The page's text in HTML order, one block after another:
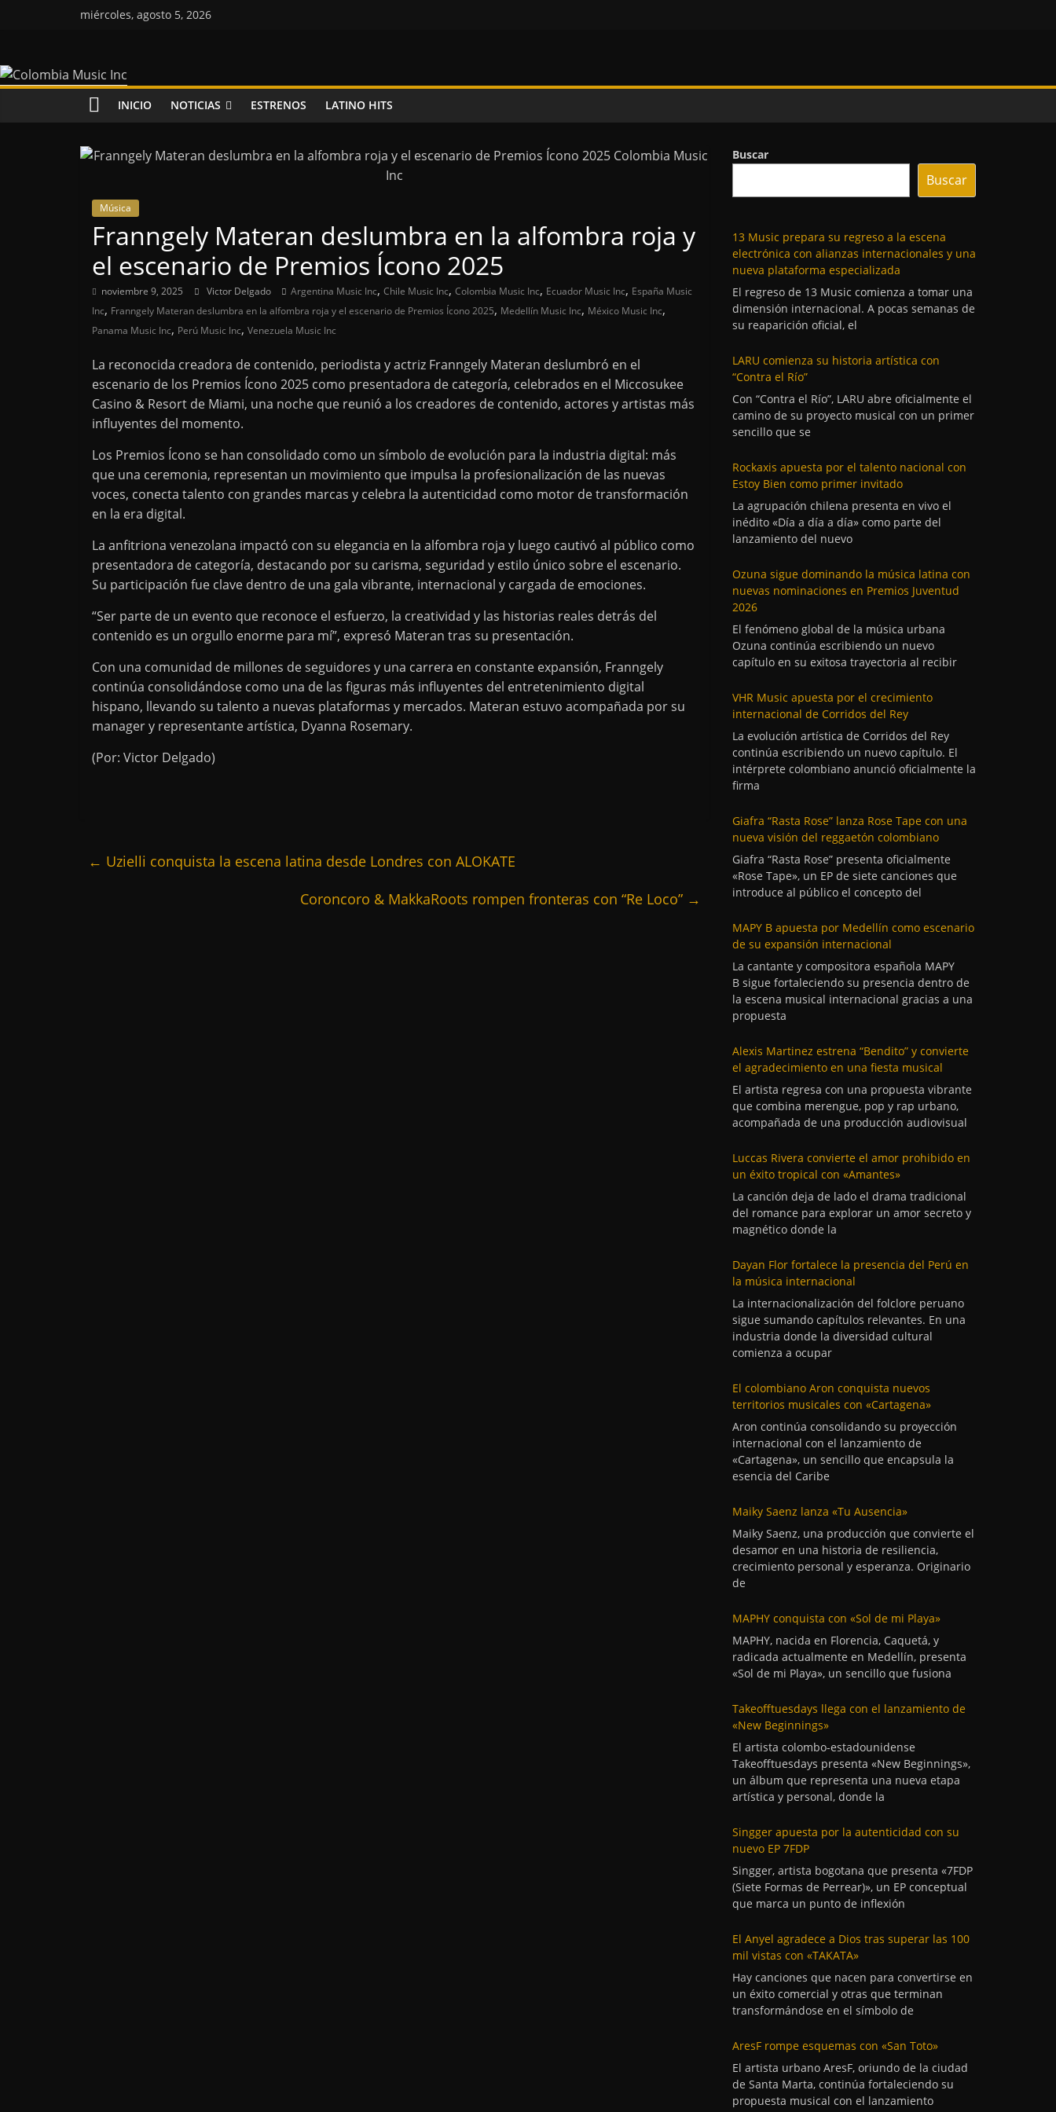
miércoles, agosto 5, 2026
Colombia
Music
Inc
Music
Inc
INICIO NOTICIAS ESTRENOS LATINO HITS
Música
Franngely Materan deslumbra en la alfombra roja y
el escenario de Premios Ícono 2025
noviembre 9, 2025 Victor Delgado Argentina Music Inc, Chile Music Inc, Colombia Music Inc, Ecuador Music Inc, España Music
Inc, Franngely Materan deslumbra en la alfombra roja y el escenario de Premios Ícono 2025, Medellín Music Inc, México Music Inc,
Panama Music Inc, Perú Music Inc, Venezuela Music Inc
La reconocida creadora de contenido, periodista y actriz Franngely Materan deslumbró en el
escenario de los Premios Ícono 2025 como presentadora de categoría, celebrados en el Miccosukee
Casino & Resort de Miami, una noche que reunió a los creadores de contenido, actores y artistas más
influyentes del momento.
Los Premios Ícono se han consolidado como un símbolo de evolución para la industria digital: más
que una ceremonia, representan un movimiento que impulsa la profesionalización de las nuevas
voces, conecta talento con grandes marcas y celebra la autenticidad como motor de transformación
en la era digital.
La anfitriona venezolana impactó con su elegancia en la alfombra roja y luego cautivó al público como
presentadora de categoría, destacando por su carisma, seguridad y estilo único sobre el escenario.
Su participación fue clave dentro de una gala vibrante, internacional y cargada de emociones.
“Ser parte de un evento que reconoce el esfuerzo, la creatividad y las historias reales detrás del
contenido es un orgullo enorme para mí”, expresó Materan tras su presentación.
Con una comunidad de millones de seguidores y una carrera en constante expansión, Franngely
continúa consolidándose como una de las figuras más influyentes del entretenimiento digital
hispano, llevando su talento a nuevas plataformas y mercados. Materan estuvo acompañada por su
manager y representante artística, Dyanna Rosemary.
(Por: Victor Delgado)
← Uzielli conquista la escena latina desde Londres con ALOKATE
Coroncoro & MakkaRoots rompen fronteras con “Re Loco” →
Buscar
Buscar
13 Music prepara su regreso a la escena
electrónica con alianzas internacionales y una
nueva plataforma especializada
El regreso de 13 Music comienza a tomar una
dimensión internacional. A pocas semanas de
su reaparición oficial, el
LARU comienza su historia artística con
“Contra el Río”
Con “Contra el Río”, LARU abre oficialmente el
camino de su proyecto musical con un primer
sencillo que se
Rockaxis apuesta por el talento nacional con
Estoy Bien como primer invitado
La agrupación chilena presenta en vivo el
inédito «Día a día a día» como parte del
lanzamiento del nuevo
Ozuna sigue dominando la música latina con
nuevas nominaciones en Premios Juventud
2026
El fenómeno global de la música urbana
Ozuna continúa escribiendo un nuevo
capítulo en su exitosa trayectoria al recibir
VHR Music apuesta por el crecimiento
internacional de Corridos del Rey
La evolución artística de Corridos del Rey
continúa escribiendo un nuevo capítulo. El
intérprete colombiano anunció oficialmente la
firma
Giafra “Rasta Rose” lanza Rose Tape con una
nueva visión del reggaetón colombiano
Giafra “Rasta Rose” presenta oficialmente
«Rose Tape», un EP de siete canciones que
introduce al público el concepto del
MAPY B apuesta por Medellín como escenario
de su expansión internacional
La cantante y compositora española MAPY
B sigue fortaleciendo su presencia dentro de
la escena musical internacional gracias a una
propuesta
Alexis Martinez estrena “Bendito” y convierte
el agradecimiento en una fiesta musical
El artista regresa con una propuesta vibrante
que combina merengue, pop y rap urbano,
acompañada de una producción audiovisual
Luccas Rivera convierte el amor prohibido en
un éxito tropical con «Amantes»
La canción deja de lado el drama tradicional
del romance para explorar un amor secreto y
magnético donde la
Dayan Flor fortalece la presencia del Perú en
la música internacional
La internacionalización del folclore peruano
sigue sumando capítulos relevantes. En una
industria donde la diversidad cultural
comienza a ocupar
El colombiano Aron conquista nuevos
territorios musicales con «Cartagena»
Aron continúa consolidando su proyección
internacional con el lanzamiento de
«Cartagena», un sencillo que encapsula la
esencia del Caribe
Maiky Saenz lanza «Tu Ausencia»
Maiky Saenz, una producción que convierte el
desamor en una historia de resiliencia,
crecimiento personal y esperanza. Originario
de
MAPHY conquista con «Sol de mi Playa»
MAPHY, nacida en Florencia, Caquetá, y
radicada actualmente en Medellín, presenta
«Sol de mi Playa», un sencillo que fusiona
Takeofftuesdays llega con el lanzamiento de
«New Beginnings»
El artista colombo-estadounidense
Takeofftuesdays presenta «New Beginnings»,
un álbum que representa una nueva etapa
artística y personal, donde la
Singger apuesta por la autenticidad con su
nuevo EP 7FDP
Singger, artista bogotana que presenta «7FDP
(Siete Formas de Perrear)», un EP conceptual
que marca un punto de inflexión
El Anyel agradece a Dios tras superar las 100
mil vistas con «TAKATA»
Hay canciones que nacen para convertirse en
un éxito comercial y otras que terminan
transformándose en el símbolo de
AresF rompe esquemas con «San Toto»
El artista urbano AresF, oriundo de la ciudad
de Santa Marta, continúa fortaleciendo su
propuesta musical con el lanzamiento